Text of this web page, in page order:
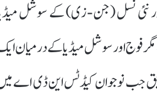
اور نئی نسل (جن-زی) کے سوشل
مگر فوج اور سوشل میڈیا کے درمیان
جب نوجوان کیڈٹس این ڈی اے